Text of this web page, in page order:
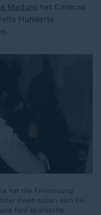
Maduro hat Caracas
Hunderte
hat die Freilassung
ihnen sollen sich Ex-
fünf spanische